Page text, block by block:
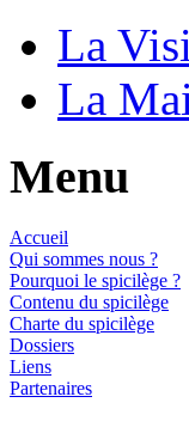
La
La
Menu
Accueil
Qui sommes nous ?
Pourquoi le spicilège ?
Contenu du spicilège
Charte du spicilège
Dossiers
Liens
Partenaires